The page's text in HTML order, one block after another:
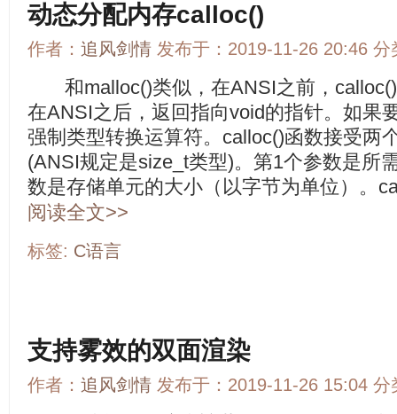
动态分配内存calloc()
作者： 追风剑情 发布于：2019-11-26 20:46 分
和malloc()类似，在ANSI之前，calloc()
在ANSI之后，返回指向void的指针。如果
强制类型转换运算符。calloc()函数接受两
(ANSI规定是size_t类型)。第1个参数是所
数是存储单元的大小（以字节为单位）。
阅读全文>>
标签: C语言
支持雾效的双面渲染
作者： 追风剑情 发布于：2019-11-26 15:04 分